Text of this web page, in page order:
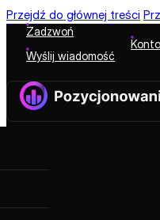
Przejdź do głównej treści
Zadzwoń
Wyślij wiadomość
Konto